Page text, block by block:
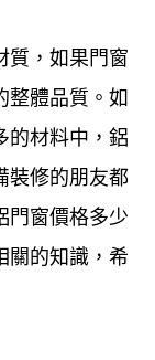
質，如果門窗
整體品質。如
的材料中，鋁
裝修的朋友都
門窗價格多少
關的知識，希